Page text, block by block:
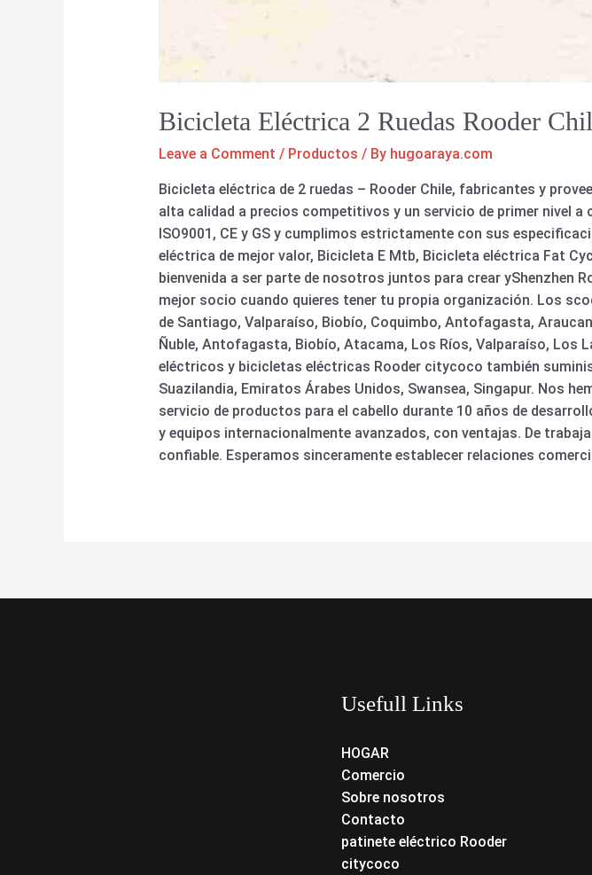
Bicicleta Eléctrica 2 Ruedas Rooder
Leave a Comment / Productos / By hugoaraya.com
Bicicleta eléctrica de 2 ruedas – Rooder Chile, fabricantes y
alta calidad a precios competitivos y un servicio de primer nivel
ISO9001, CE y GS y cumplimos estrictamente con sus
eléctrica de mejor valor, Bicicleta E Mtb, Bicicleta eléctrica Fat
bienvenida a ser parte de nosotros juntos para crear yShenzhen
mejor socio cuando quieres tener tu propia organización. Los
de Santiago, Valparaíso, Biobío, Coquimbo, Antofagasta,
Ñuble, Antofagasta, Biobío, Atacama, Los Ríos, Valparaíso, Los
eléctricos y bicicletas eléctricas Rooder citycoco también
Suazilandia, Emiratos Árabes Unidos, Swansea, Singapur. Nos
servicio de productos para el cabello durante 10 años de
y equipos internacionalmente avanzados, con ventajas. De
confiable. Esperamos sinceramente establecer relaciones
Usefull Links
HOGAR
Comercio
Sobre nosotros
Contacto
patinete eléctrico Rooder
citycoco